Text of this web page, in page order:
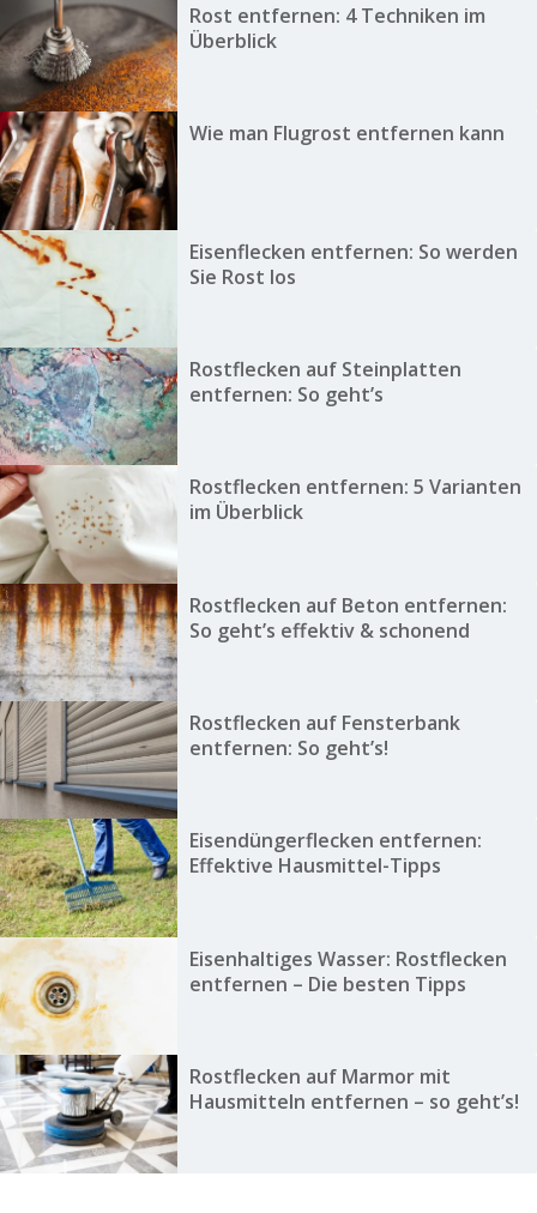
Rost entfernen: 4 Techniken im
Überblick
Wie man Flugrost entfernen kann
Eisenflecken entfernen: So werden
Sie Rost los
Rostflecken auf Steinplatten
entfernen: So geht’s
Rostflecken entfernen: 5 Varianten
im Überblick
Rostflecken auf Beton entfernen:
So geht’s effektiv & schonend
Rostflecken auf Fensterbank
entfernen: So geht’s!
Eisendüngerflecken entfernen:
Effektive Hausmittel-Tipps
Eisenhaltiges Wasser: Rostflecken
entfernen – Die besten Tipps
Rostflecken auf Marmor mit
Hausmitteln entfernen – so geht’s!